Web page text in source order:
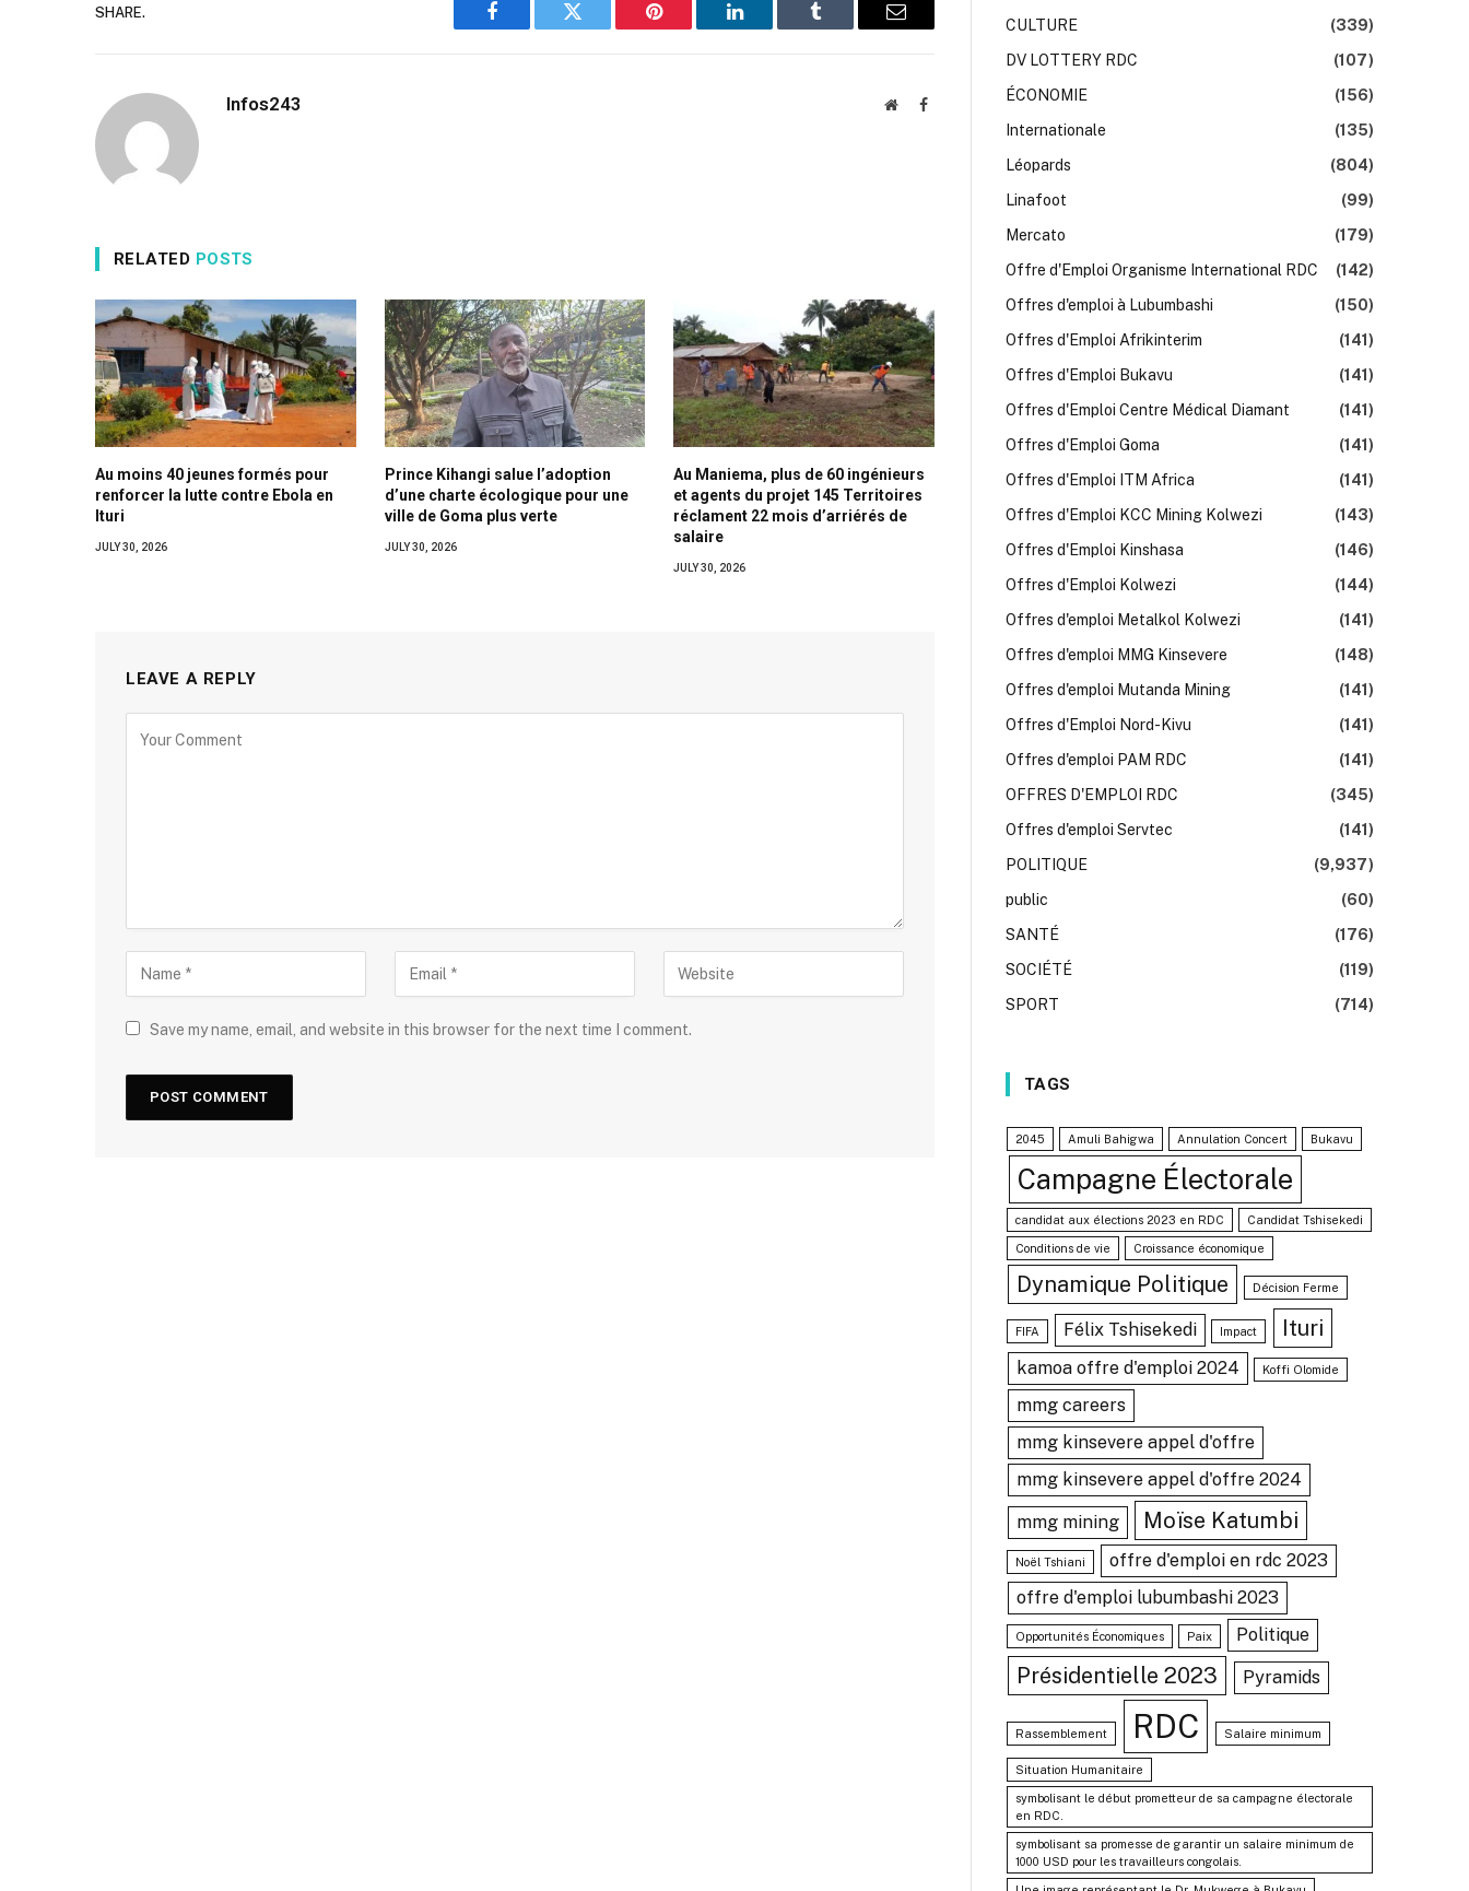
SHARE.
Facebook Twitter Pinterest LinkedIn Tumblr Email
Infos243 WebsiteFacebook
RELATED POSTS
Au moins 40 jeunes formés pour
renforcer la lutte contre Ebola en
Ituri
JULY 30, 2026
Prince Kihangi salue l’adoption
d’une charte écologique pour une
ville de Goma plus verte
JULY 30, 2026
Au Maniema, plus de 60 ingénieurs
et agents du projet 145 Territoires
réclament 22 mois d’arriérés de
salaire
JULY 30, 2026
LEAVE A REPLY
Save my name, email, and website in this browser for the next time I comment.
CULTURE
(339)
DV LOTTERY RDC
(107)
ÉCONOMIE
(156)
Internationale
(135)
Léopards
(804)
Linafoot
(99)
Mercato
(179)
Offre d'Emploi Organisme International RDC
(142)
Offres d'emploi à Lubumbashi
(150)
Offres d'Emploi Afrikinterim
(141)
Offres d'Emploi Bukavu
(141)
Offres d'Emploi Centre Médical Diamant
(141)
Offres d'Emploi Goma
(141)
Offres d'Emploi ITM Africa
(141)
Offres d'Emploi KCC Mining Kolwezi
(143)
Offres d'Emploi Kinshasa
(146)
Offres d'Emploi Kolwezi
(144)
Offres d'emploi Metalkol Kolwezi
(141)
Offres d'emploi MMG Kinsevere
(148)
Offres d'emploi Mutanda Mining
(141)
Offres d'Emploi Nord-Kivu
(141)
Offres d'emploi PAM RDC
(141)
OFFRES D'EMPLOI RDC
(345)
Offres d'emploi Servtec
(141)
POLITIQUE
(9,937)
public
(60)
SANTÉ
(176)
SOCIÉTÉ
(119)
SPORT
(714)
TAGS
2045 Amuli Bahigwa Annulation Concert Bukavu
Campagne Électorale
candidat aux élections 2023 en RDC Candidat Tshisekedi
Conditions de vie Croissance économique
Dynamique Politique Décision Ferme
FIFA Félix Tshisekedi Impact Ituri
kamoa offre d'emploi 2024 Koffi Olomide
mmg careers
mmg kinsevere appel d'offre
mmg kinsevere appel d'offre 2024
mmg mining Moïse Katumbi
Noël Tshiani
offre d'emploi en rdc 2023
offre d'emploi lubumbashi 2023
Opportunités Économiques Paix Politique
Présidentielle 2023 Pyramids
Rassemblement RDC Salaire minimum
Situation Humanitaire
symbolisant le début prometteur de sa campagne électorale
en RDC.
symbolisant sa promesse de garantir un salaire minimum de
1000 USD pour les travailleurs congolais.